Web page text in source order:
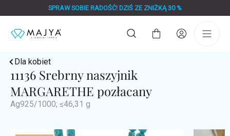
do
SPRAW SOBIE RADOŚĆ! DZIŚ ZE ZNIŻKĄ 30 %
Koszyk
Dla kobiet
11136 Srebrny naszyjnik
MARGARETHE pozłacany
Ag925/1000; ≤46,31 g